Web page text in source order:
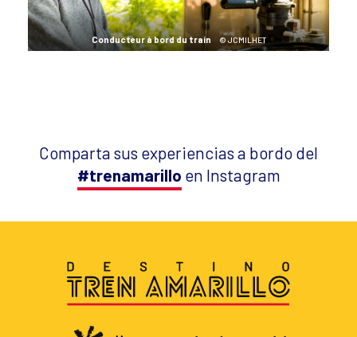
Conducteur à bord du train © JCMILHET
Comparta sus experiencias a bordo del
#trenamarillo en Instagram